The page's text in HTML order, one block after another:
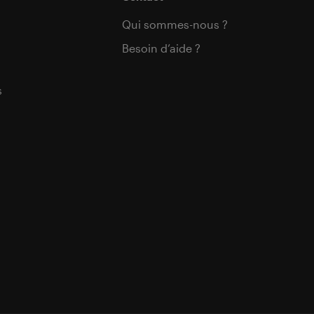
Qui sommes-nous ?
Besoin d’aide ?